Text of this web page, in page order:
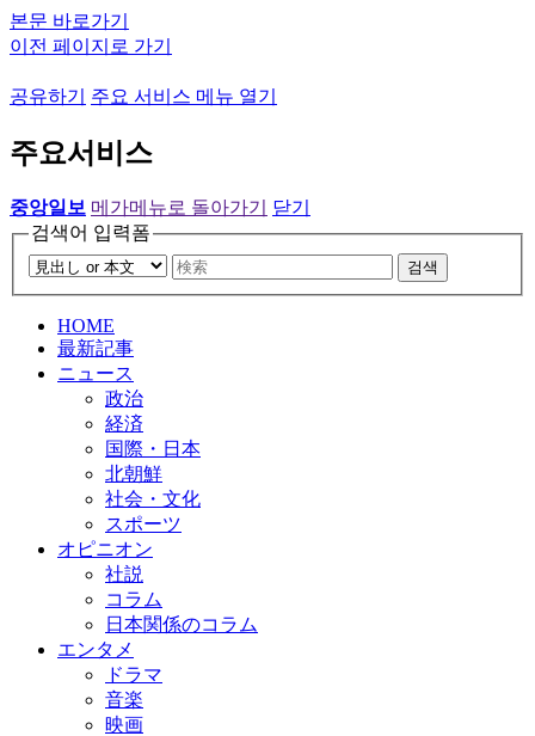
본문 바로가기
이전 페이지로 가기
공유하기 주요 서비스 메뉴 열기
주요서비스
중앙일보 메가메뉴로 돌아가기
닫기
검색어 입력폼
검색
HOME
最新記事
ニュース
政治
経済
国際・日本
北朝鮮
社会・文化
スポーツ
オピニオン
社説
コラム
日本関係のコラム
エンタメ
ドラマ
音楽
映画